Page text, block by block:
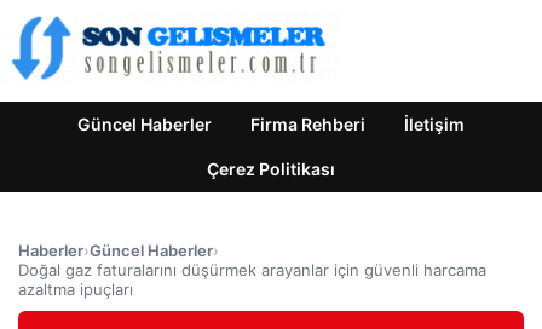
Güncel Haberler Firma Rehberi İletişim
Çerez Politikası
Haberler›Güncel Haberler›
Doğal gaz faturalarını düşürmek arayanlar için güvenli harcama
azaltma ipuçları